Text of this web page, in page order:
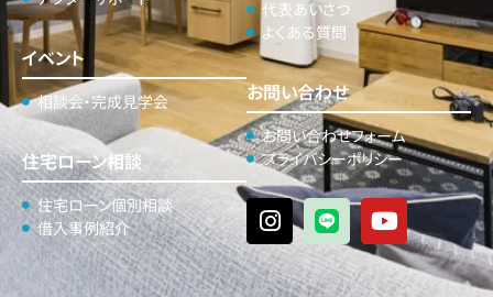
イベント
相談会・完成見学会
住宅ローン相談
住宅ローン個別相談
借入事例紹介
代表あいさつ
よくある質問
お問い合わせ
お問い合わせフォーム
プライバシーポリシー